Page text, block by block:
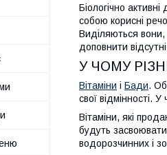
Біологічно
собою корисні
Виділяються
доповнити
У ЧОМУ
Вітаміни і Бади.
свої відмінності. У
Вітаміни, які
будуть
водорозчинних і